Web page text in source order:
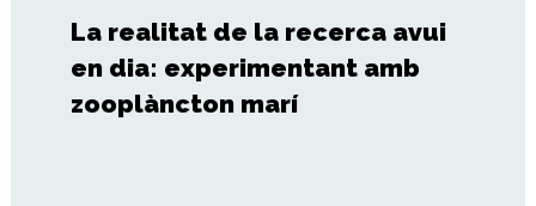
La realitat de la recerca avui
en dia: experimentant amb
zooplàncton marí